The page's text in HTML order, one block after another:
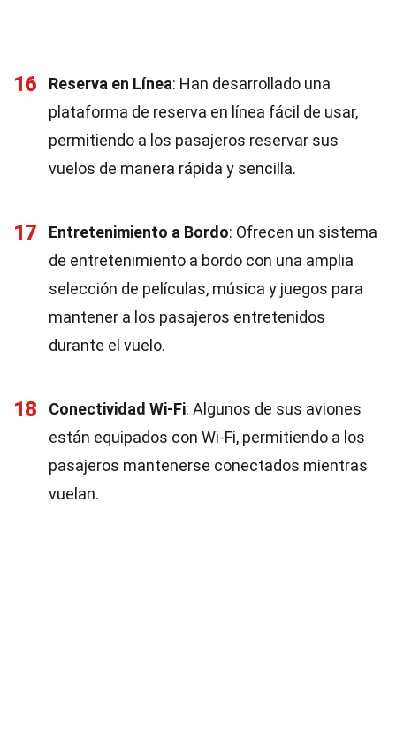
16 Reserva en Línea: Han desarrollado una
plataforma de reserva en línea fácil de usar,
permitiendo a los pasajeros reservar sus
vuelos de manera rápida y sencilla.
17 Entretenimiento a Bordo: Ofrecen un sistema
de entretenimiento a bordo con una amplia
selección de películas, música y juegos para
mantener a los pasajeros entretenidos
durante el vuelo.
18 Conectividad Wi-Fi: Algunos de sus aviones
están equipados con Wi-Fi, permitiendo a los
pasajeros mantenerse conectados mientras
vuelan.